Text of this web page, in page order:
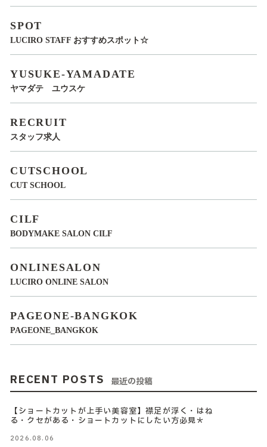
SPOT
LUCIRO STAFF おすすめスポット☆
YUSUKE-YAMADATE
ヤマダテ ユウスケ
RECRUIT
スタッフ求人
CUTSCHOOL
CUT SCHOOL
CILF
BODYMAKE SALON CILF
ONLINESALON
LUCIRO ONLINE SALON
PAGEONE-BANGKOK
PAGEONE_BANGKOK
RECENT POSTS 最近の投稿
【ショートカットが上手い美容室】襟足が浮く・はね
る・クセがある・ショートカットにしたい方必見＊
2026.08.06